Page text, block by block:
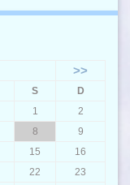
>>
S
D
1
2
8
9
15
16
22
23